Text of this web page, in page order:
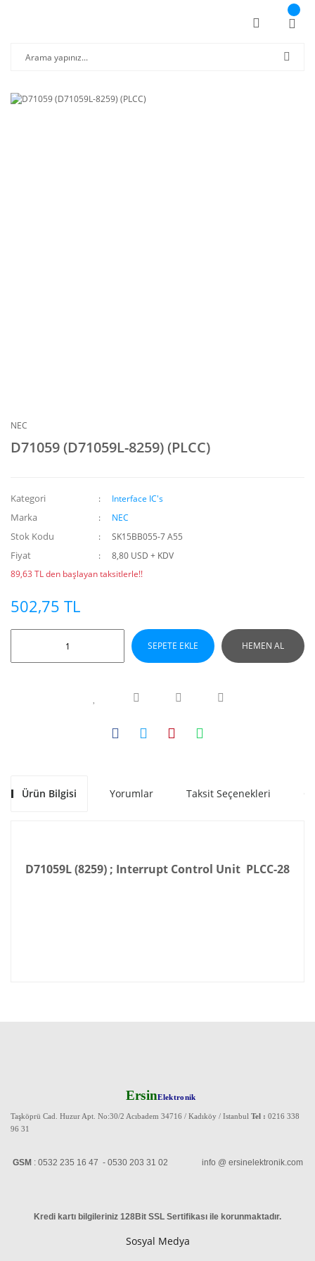
NEC
D71059 (D71059L-8259) (PLCC)
Kategori Interface IC's
Marka NEC
Stok Kodu SK15BB055-7 A55
Fiyat
8,80 USD + KDV
89,63 TL den başlayan taksitlerle!!
502,75 TL
SEPETE EKLE HEMEN AL
Ürün Bilgisi Yorumlar Taksit Seçenekleri
D71059L (8259) ; Interrupt Control Unit PLCC-28
ErsinElektronik
Taşköprü Cad. Huzur Apt. No:30/2 Acıbadem 34716 / Kadıköy / Istanbul Tel : 0216 338
96 31
GSM : 0532 235 16 47 - 0530 203 31 02 info @ ersinelektronik.com
Kredi kartı bilgileriniz 128Bit SSL Sertifikası ile korunmaktadır.
Sosyal Medya